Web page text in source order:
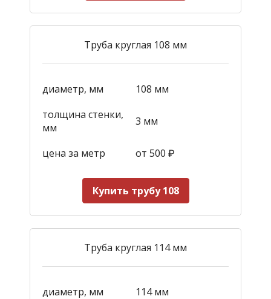
Труба круглая 108 мм
диаметр, мм
108 мм
толщина стенки,
мм
3 мм
цена за метр от 500 ₽
Купить трубу 108
Труба круглая 114 мм
диаметр, мм
114 мм